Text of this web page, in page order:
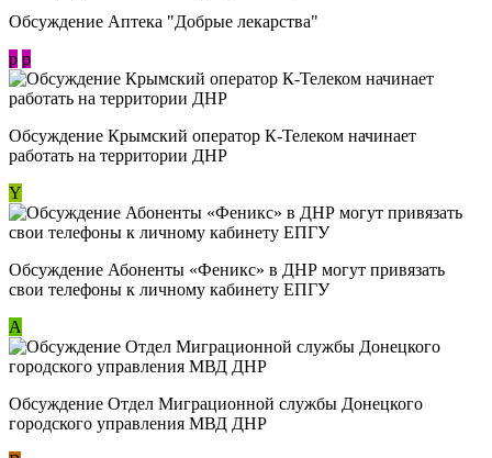
Обсуждение Аптека "Добрые лекарства"
p p
Обсуждение Крымский оператор К-Телеком начинает
работать на территории ДНР
Y
Обсуждение ​Абоненты «Феникс» в ДНР могут привязать
свои телефоны к личному кабинету ЕПГУ
А
Обсуждение Отдел Миграционной службы Донецкого
городского управления МВД ДНР